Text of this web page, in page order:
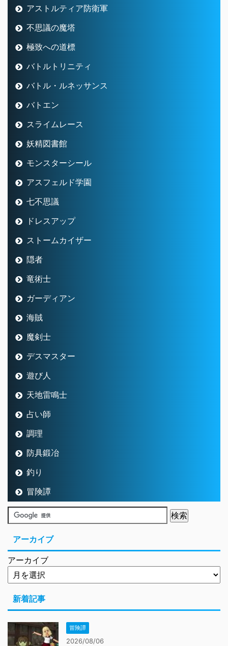
アストルティア防衛軍
不思議の魔塔
極致への道標
バトルトリニティ
バトル・ルネッサンス
バトエン
スライムレース
妖精図書館
モンスターシール
アスフェルド学園
七不思議
ドレスアップ
ストームカイザー
隠者
竜術士
ガーディアン
海賊
魔剣士
デスマスター
遊び人
天地雷鳴士
占い師
調理
防具鍛冶
釣り
冒険譚
アーカイブ
アーカイブ
新着記事
冒険譚
2026/08/06